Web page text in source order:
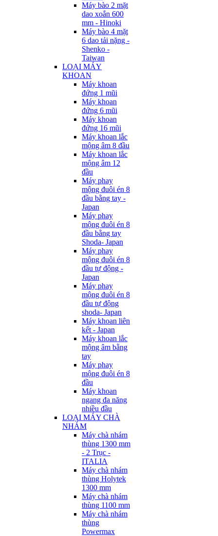
Máy bào 2 mặt
dao xoắn 600
mm - Hinoki
Máy bào 4 mặt
6 dao tải nặng -
Shenko -
Taiwan
LOẠI MÁY
KHOAN
Máy khoan
đứng 1 mũi
Máy khoan
đứng 6 mũi
Máy khoan
đứng 16 mũi
Máy khoan lắc
mộng âm 8 đầu
Máy khoan lắc
mộng âm 12
đầu
Máy phay
mộng đuôi én 8
đầu bằng tay -
Japan
Máy phay
mộng đuôi én 8
đầu bằng tay
Shoda- Japan
Máy phay
mộng đuôi én 8
đầu tự động -
Japan
Máy phay
mộng đuôi én 8
đầu tự động
shoda- Japan
Máy khoan liên
kết - Japan
Máy khoan lắc
mộng âm bằng
tay
Máy phay
mộng đuôi én 8
đầu
Máy khoan
ngang đa năng
nhiều đầu
LOẠI MÁY CHÀ
NHÁM
Máy chà nhám
thùng 1300 mm
- 2 Trục -
ITALIA
Máy chà nhám
thùng Holytek
1300 mm
Máy chà nhám
thùng 1100 mm
Máy chà nhám
thùng
Powermax